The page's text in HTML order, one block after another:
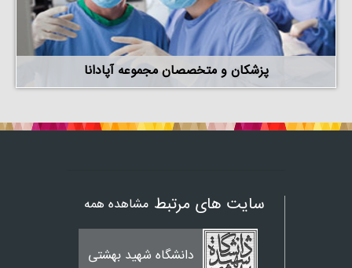
پزشکان و متخصصان مجموعه آپادانا
سایت های مرتبط مشاهده همه
دانشگاه شهید بهشتی